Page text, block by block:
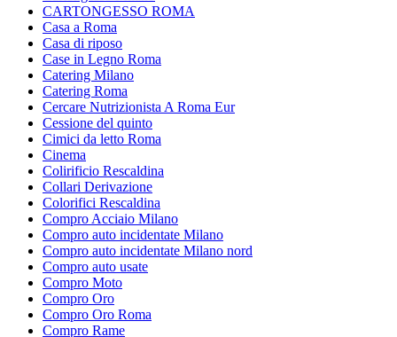
CARTONGESSO ROMA
Casa a Roma
Casa di riposo
Case in Legno Roma
Catering Milano
Catering Roma
Cercare Nutrizionista A Roma Eur
Cessione del quinto
Cimici da letto Roma
Cinema
Colirificio Rescaldina
Collari Derivazione
Colorifici Rescaldina
Compro Acciaio Milano
Compro auto incidentate Milano
Compro auto incidentate Milano nord
Compro auto usate
Compro Moto
Compro Oro
Compro Oro Roma
Compro Rame